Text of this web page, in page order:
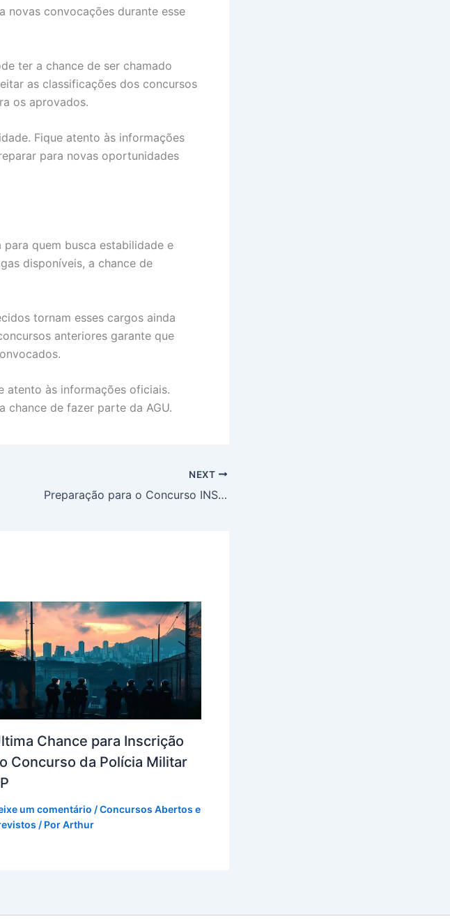
novas convocações durante esse
ter a chance de ser chamado
as classificações dos concursos
os aprovados.
Fique atento às informações
para novas oportunidades
quem busca estabilidade e
disponíveis, a chance de
tornam esses cargos ainda
anteriores garante que
atento às informações oficiais.
chance de fazer parte da AGU.
NEXT
Preparação para o Concurso INSS 2025: Como Encarar a FGV
Chance para Inscrição
Concurso da Polícia Militar
um comentário /Concursos Abertos e
/ PorArthur